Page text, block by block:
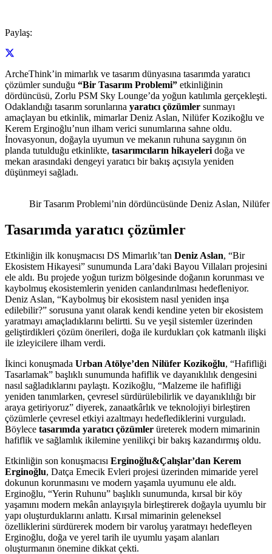
Paylaş:
ArcheThink’in mimarlık ve tasarım dünyasına tasarımda yaratıcı
çözümler sunduğu “Bir Tasarım Problemi” etkinliğinin
dördüncüsü, Zorlu PSM Sky Lounge’da yoğun katılımla gerçekleşti.
Odaklandığı tasarım sorunlarına yaratıcı çözümler sunmayı
amaçlayan bu etkinlik, mimarlar Deniz Aslan, Nilüfer Kozikoğlu ve
Kerem Erginoğlu’nun ilham verici sunumlarına sahne oldu.
İnovasyonun, doğayla uyumun ve mekanın ruhuna saygının ön
planda tutulduğu etkinlikte, tasarımcıların hikayeleri doğa ve
mekan arasındaki dengeyi yaratıcı bir bakış açısıyla yeniden
düşünmeyi sağladı.
Bir Tasarım Problemi’nin dördüncüsünde Deniz Aslan,
Tasarımda yaratıcı çözümler
Etkinliğin ilk konuşmacısı DS Mimarlık’tan Deniz Aslan, “Bir
Ekosistem Hikayesi” sunumunda Lara’daki Bayou Villaları projesini
ele aldı. Bu projede yoğun turizm bölgesinde doğanın korunması ve
kaybolmuş ekosistemlerin yeniden canlandırılması hedefleniyor.
Deniz Aslan, “Kaybolmuş bir ekosistem nasıl yeniden inşa
edilebilir?” sorusuna yanıt olarak kendi kendine yeten bir ekosistem
yaratmayı amaçladıklarını belirtti. Su ve yeşil sistemler üzerinden
geliştirdikleri çözüm önerileri, doğa ile kurdukları çok katmanlı ilişki
ile izleyicilere ilham verdi.
İkinci konuşmada Urban Atölye’den Nilüfer Kozikoğlu, “Hafifliği
Tasarlamak” başlıklı sunumunda hafiflik ve dayanıklılık dengesini
nasıl sağladıklarını paylaştı. Kozikoğlu, “Malzeme ile hafifliği
yeniden tanımlarken, çevresel sürdürülebilirlik ve dayanıklılığı bir
araya getiriyoruz” diyerek, zanaatkârlık ve teknolojiyi birleştiren
çözümlerle çevresel etkiyi azaltmayı hedeflediklerini vurguladı.
Böylece tasarımda yaratıcı çözümler üreterek modern mimarinin
hafiflik ve sağlamlık ikilemine yenilikçi bir bakış kazandırmış oldu.
Etkinliğin son konuşmacısı Erginoğlu&Çalışlar’dan Kerem
Erginoğlu, Datça Emecik Evleri projesi üzerinden mimaride yerel
dokunun korunmasını ve modern yaşamla uyumunu ele aldı.
Erginoğlu, “Yerin Ruhunu” başlıklı sunumunda, kırsal bir köy
yaşamını modern mekân anlayışıyla birleştirerek doğayla uyumlu bir
yapı oluşturduklarını anlattı. Kırsal mimarinin geleneksel
özelliklerini sürdürerek modern bir varoluş yaratmayı hedefleyen
Erginoğlu, doğa ve yerel tarih ile uyumlu yaşam alanları
oluşturmanın önemine dikkat çekti.